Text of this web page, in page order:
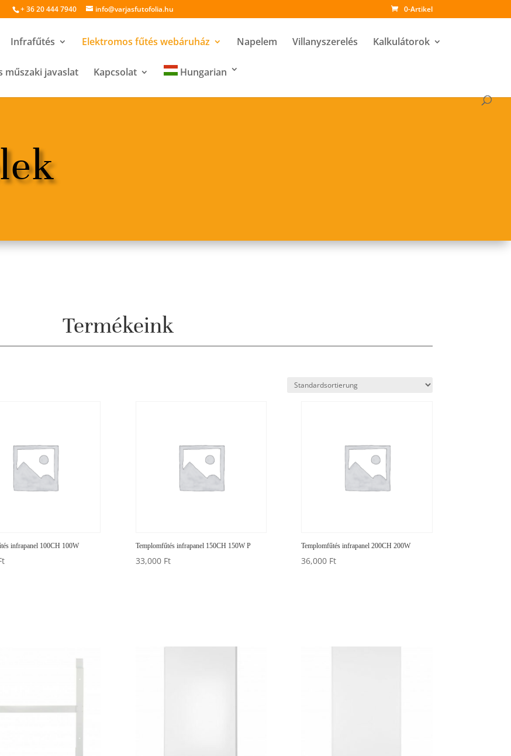
+ 36 20 444 7940 info@varjasfutofolia.hu 0-Artikel
Infrafűtés Elektromos fűtés webáruház Napelem Villanyszerelés Kalkulátorok
műszaki javaslat Kapcsolat Hungarian
Termékeink
infrapanel 100CH 100W Templomfűtés infrapanel 150CH 150W P
33,000 Ft
Templomfűtés infrapanel 200CH 200W
36,000 Ft